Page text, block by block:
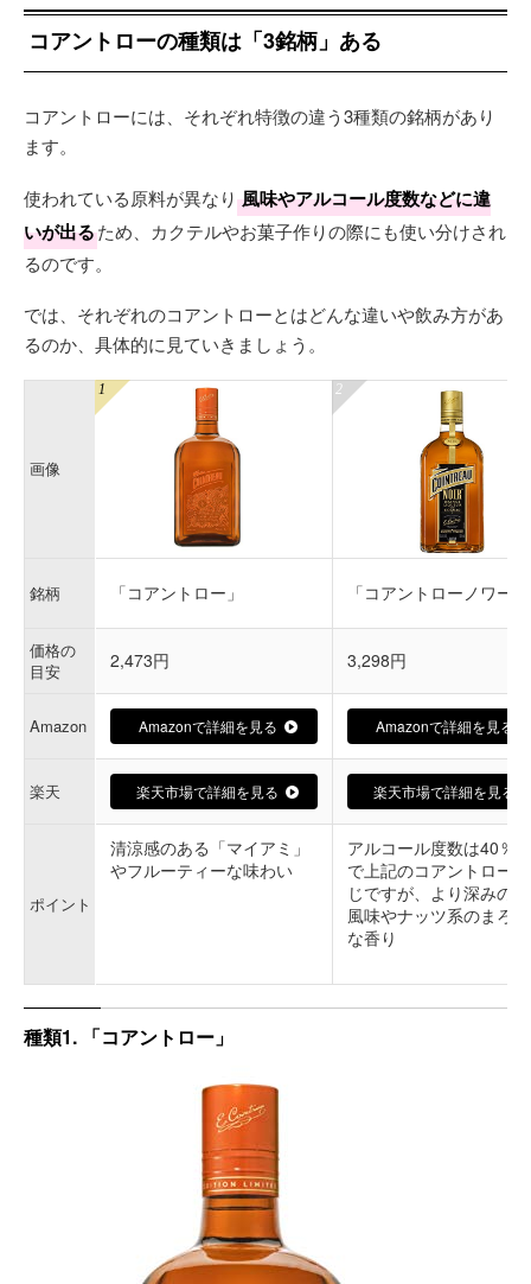
コアントローの種類は「3銘柄」ある
コアントローには、それぞれ特徴の違う3種類の銘柄があり
ます。
使われている原料が異なり 風味やアルコール度数などに違
いが出るため、カクテルやお菓子作りの際にも使い分けされ
るのです。
では、それぞれのコアントローとはどんな違いや飲み方があ
るのか、具体的に見ていきましょう。
画像
銘柄 「コアントロー」 「コアントローノワー
価格の
目安
2,473円 3,298円
Amazon Amazonで詳細を見る Amazonで詳細を見る
楽天 楽天市場で詳細を見る 楽天市場で詳細を見る
ポイント
清涼感のある「マイアミ」
やフルーティーな味わい
アルコール度数は40％
で上記のコアントロー
じですが、より深みの
風味やナッツ系のまろ
な香り
種類1. 「コアントロー」